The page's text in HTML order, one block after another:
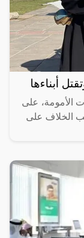
أبناءها
الأمومة، على
الخلاف على